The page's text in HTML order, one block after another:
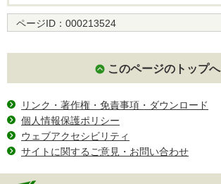
ページID： 000213524
このページのトップへ
リンク・著作権・免責事項・ダウンロード
個人情報保護ポリシー
ウェブアクセシビリティ
サイトに関するご意見・お問い合わせ